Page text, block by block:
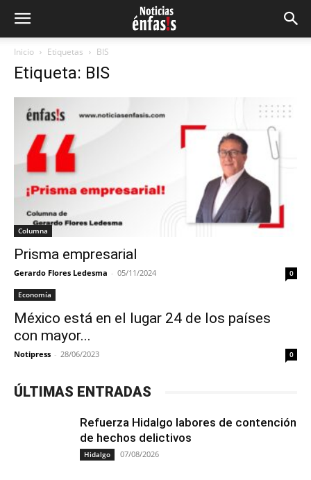
Inicio Etiquetas BIS
Etiqueta: BIS
Columna
Prisma empresarial
Gerardo Flores Ledesma - 05/11/2024 0
Economía
México está en el lugar 24 de los países
con mayor...
Notipress - 28/06/2023 0
ÚLTIMAS ENTRADAS
Refuerza Hidalgo labores de contención
de hechos delictivos
Hidalgo 07/08/2026